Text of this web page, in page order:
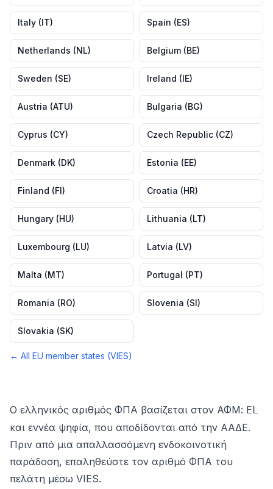
Italy (IT) Spain (ES)
Netherlands (NL) Belgium (BE)
Sweden (SE) Ireland (IE)
Austria (ATU) Bulgaria (BG)
Cyprus (CY) Czech Republic (CZ)
Denmark (DK) Estonia (EE)
Finland (FI) Croatia (HR)
Hungary (HU) Lithuania (LT)
Luxembourg (LU) Latvia (LV)
Malta (MT) Portugal (PT)
Romania (RO) Slovenia (SI)
Slovakia (SK)
← All EU member states (VIES)
Ο ελληνικός αριθμός ΦΠΑ βασίζεται στον ΑΦΜ: EL
και εννέα ψηφία, που αποδίδονται από την ΑΑΔΕ.
Πριν από μια απαλλασσόμενη ενδοκοινοτική
παράδοση, επαληθεύστε τον αριθμό ΦΠΑ του
πελάτη μέσω VIES.